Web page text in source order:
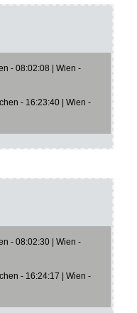
- 08:02:08 | Wien -
- 16:23:40 | Wien -
- 08:02:30 | Wien -
- 16:24:17 | Wien -